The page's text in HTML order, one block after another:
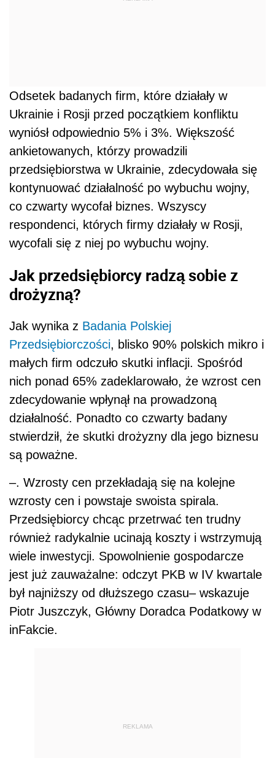
Odsetek badanych firm, które działały w
Ukrainie i Rosji przed początkiem konfliktu
wyniósł odpowiednio 5% i 3%. Większość
ankietowanych, którzy prowadzili
przedsiębiorstwa w Ukrainie, zdecydowała się
kontynuować działalność po wybuchu wojny,
co czwarty wycofał biznes. Wszyscy
respondenci, których firmy działały w Rosji,
wycofali się z niej po wybuchu wojny.
Jak przedsiębiorcy radzą sobie z
drożyzną?
Jak wynika z Badania Polskiej
Przedsiębiorczości, blisko 90% polskich mikro i
małych firm odczuło skutki inflacji. Spośród
nich ponad 65% zadeklarowało, że wzrost cen
zdecydowanie wpłynął na prowadzoną
działalność. Ponadto co czwarty badany
stwierdził, że skutki drożyzny dla jego biznesu
są poważne.
–. Wzrosty cen przekładają się na kolejne
wzrosty cen i powstaje swoista spirala.
Przedsiębiorcy chcąc przetrwać ten trudny
również radykalnie ucinają koszty i wstrzymują
wiele inwestycji. Spowolnienie gospodarcze
jest już zauważalne: odczyt PKB w IV kwartale
był najniższy od dłuższego czasu– wskazuje
Piotr Juszczyk, Główny Doradca Podatkowy w
inFakcie.
REKLAMA